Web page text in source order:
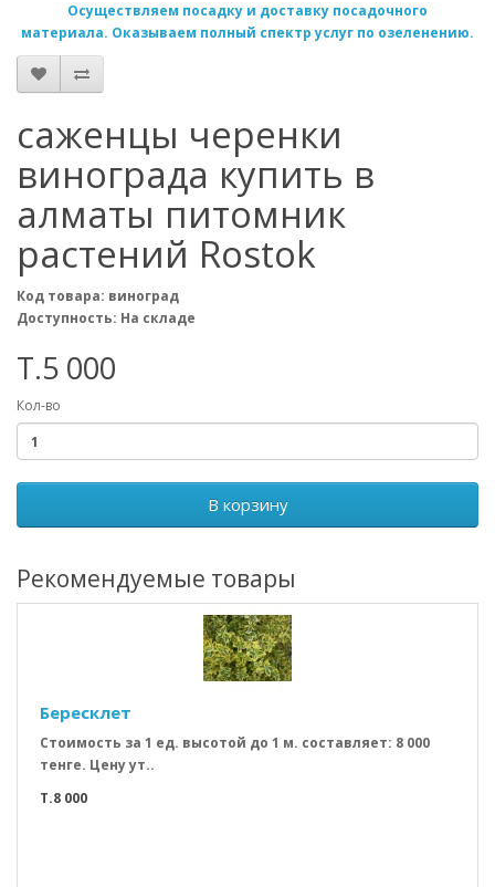
Осуществляем посадку и доставку посадочного
материала. Оказываем полный спектр услуг по озеленению.
саженцы черенки
винограда купить в
алматы питомник
растений Rostok
Код товара: виноград
Доступность: На складе
T.5 000
Кол-во
В корзину
Рекомендуемые товары
Бересклет
Стоимость за 1 ед. высотой до 1 м. составляет: 8 000
тенге. Цену ут..
T.8 000